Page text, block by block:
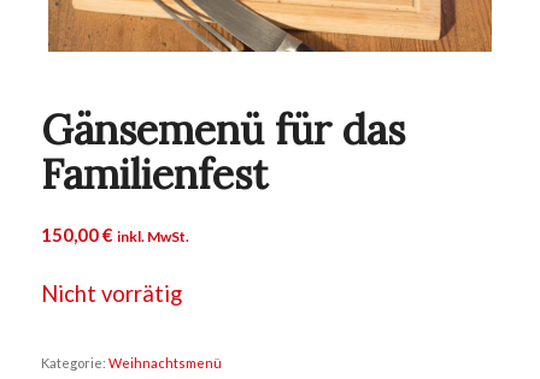
Gänsemenü für das
Familienfest
150,00€ inkl. MwSt.
Nicht vorrätig
Kategorie: Weihnachtsmenü